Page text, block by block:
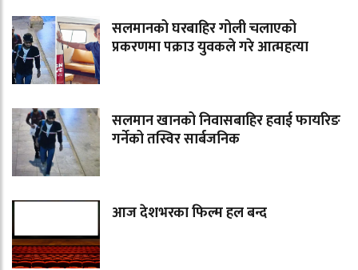
सलमानको घरबाहिर गोली चलाएको
प्रकरणमा पक्राउ युवकले गरे आत्महत्या
सलमान खानको निवासबाहिर हवाई फायरिङ
गर्नेको तस्विर सार्बजनिक
आज देशभरका फिल्म हल बन्द